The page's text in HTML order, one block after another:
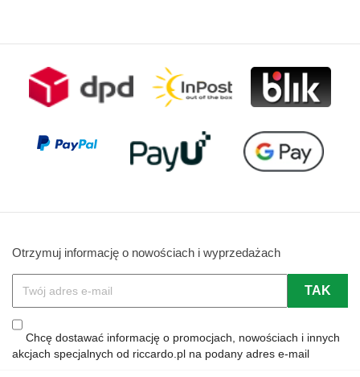
Otrzymuj informację o nowościach i wyprzedażach
Chcę dostawać informację o promocjach, nowościach i innych
akcjach specjalnych od riccardo.pl na podany adres e-mail